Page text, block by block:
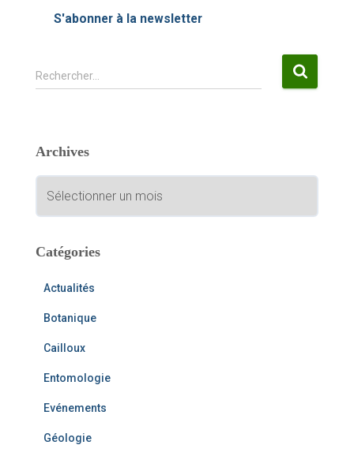
S'abonner à la newsletter
R
e
r
r
:
Rechercher…
Archives
c
iCatégories
Actualités
Botanique
Cailloux
Entomologie
Evénements
Géologie